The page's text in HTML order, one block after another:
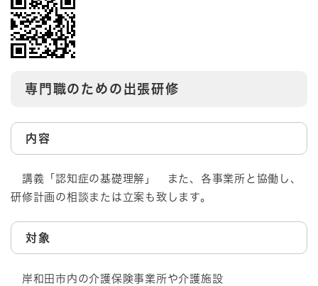
専門職のための出張研修
内容
講義「認知症の基礎理解」 また、各事業所と協働し、
研修計画の相談または立案も致します。
対象
岸和田市内の介護保険事業所や介護施設